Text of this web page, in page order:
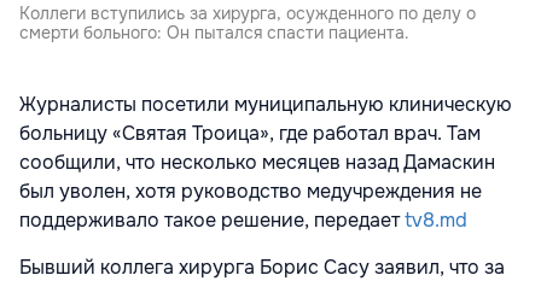
Коллеги вступились за хирурга, осужденного по делу о
смерти больного: Он пытался спасти пациента.
Журналисты посетили муниципальную клиническую
больницу «Святая Троица», где работал врач. Там
сообщили, что несколько месяцев назад Дамаскин
был уволен, хотя руководство медучреждения не
поддерживало такое решение, передаетtv8.md
Бывший коллега хирурга Борис Сасу заявил, что за